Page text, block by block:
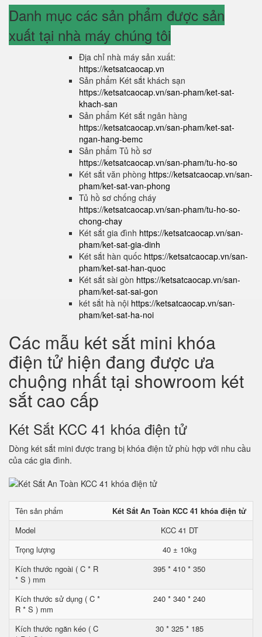
Danh mục các sản phẩm được sản
xuất tại nhà máy chúng tôi
Địa chỉ nhà máy sản xuất:
https://ketsatcaocap.vn
Sản phẩm Két sắt khách sạn
https://ketsatcaocap.vn/san-pham/ket-sat-
khach-san
Sản phẩm Két sắt ngân hàng
https://ketsatcaocap.vn/san-pham/ket-sat-
ngan-hang-bemc
Sản phẩm Tủ hồ sơ
https://ketsatcaocap.vn/san-pham/tu-ho-so
Két sắt văn phòng https://ketsatcaocap.vn/san-
pham/ket-sat-van-phong
Tủ hồ sơ chống cháy
https://ketsatcaocap.vn/san-pham/tu-ho-so-
chong-chay
Két sắt gia đình https://ketsatcaocap.vn/san-
pham/ket-sat-gia-dinh
Két sắt hàn quốc https://ketsatcaocap.vn/san-
pham/ket-sat-han-quoc
Két sắt sài gòn https://ketsatcaocap.vn/san-
pham/ket-sat-sai-gon
két sắt hà nội https://ketsatcaocap.vn/san-
pham/ket-sat-ha-noi
Các mẫu két sắt mini khóa
điện tử hiện đang được ưa
chuộng nhất tại showroom két
sắt cao cấp
Két Sắt KCC 41 khóa điện tử
Dòng két sắt mini được trang bị khóa điện tử phù hợp với nhu cầu
của các gia đình.
Tên sản phẩm
Két Sắt An Toàn KCC 41 khóa điện tử
Model
KCC 41 DT
Trọng lượng
40 ± 10kg
Kích thước ngoài ( C * R
* S ) mm
395 * 410 * 350
Kích thước sử dụng ( C *
R * S ) mm
240 * 340 * 240
Kích thước ngăn kéo ( C
30 * 325 * 185